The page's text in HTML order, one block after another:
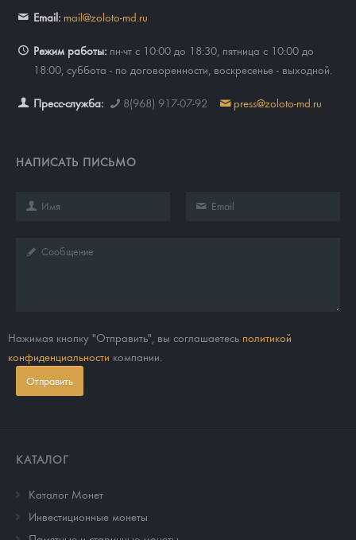
Email: mail@zoloto-md.ru
Режим работы: пн-чт с 10:00 до 18:30, пятница с 10:00 до
18:00, суббота - по договоренности, воскресенье - выходной.
Пресс-служба: 8(968) 917-07-92 press@zoloto-md.ru
НАПИСАТЬ ПИСЬМО
Нажимая кнопку "Отправить", вы соглашаетесь политикой
конфиденциальности компании.
Отправить
КАТАЛОГ
Каталог Монет
Инвестиционные монеты